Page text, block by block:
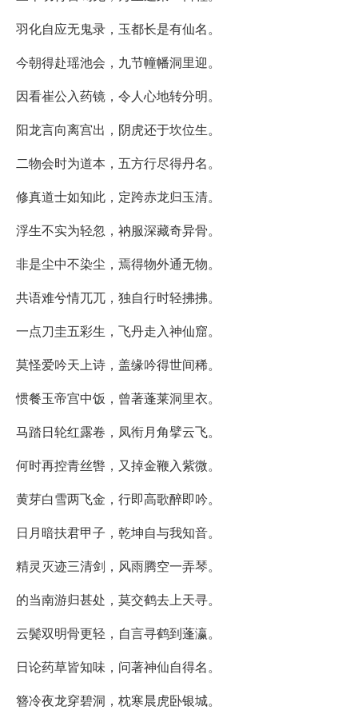
羽化自应无鬼录，玉都长是有仙名。
今朝得赴瑶池会，九节幢幡洞里迎。
因看崔公入药镜，令人心地转分明。
阳龙言向离宫出，阴虎还于坎位生。
二物会时为道本，五方行尽得丹名。
修真道士如知此，定跨赤龙归玉清。
浮生不实为轻忽，衲服深藏奇异骨。
非是尘中不染尘，焉得物外通无物。
共语难兮情兀兀，独自行时轻拂拂。
一点刀圭五彩生，飞丹走入神仙窟。
莫怪爱吟天上诗，盖缘吟得世间稀。
惯餐玉帝宫中饭，曾著蓬莱洞里衣。
马踏日轮红露卷，凤衔月角擘云飞。
何时再控青丝辔，又掉金鞭入紫微。
黄芽白雪两飞金，行即高歌醉即吟。
日月暗扶君甲子，乾坤自与我知音。
精灵灭迹三清剑，风雨腾空一弄琴。
的当南游归甚处，莫交鹤去上天寻。
云鬓双明骨更轻，自言寻鹤到蓬瀛。
日论药草皆知味，问著神仙自得名。
簪冷夜龙穿碧洞，枕寒晨虎卧银城。